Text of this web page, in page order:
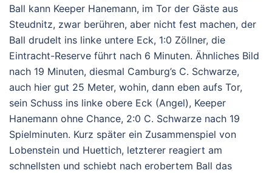
Ball kann Keeper Hanemann, im Tor der Gäste aus
Steudnitz, zwar berühren, aber nicht fest machen, der
Ball drudelt ins linke untere Eck, 1:0 Zöllner, die
Eintracht-Reserve führt nach 6 Minuten. Ähnliches Bild
nach 19 Minuten, diesmal Camburg’s C. Schwarze,
auch hier gut 25 Meter, wohin, dann eben aufs Tor,
sein Schuss ins linke obere Eck (Angel), Keeper
Hanemann ohne Chance, 2:0 C. Schwarze nach 19
Spielminuten. Kurz später ein Zusammenspiel von
Lobenstein und Huettich, letzterer reagiert am
schnellsten und schiebt nach erobertem Ball das